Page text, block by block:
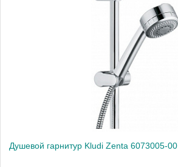
Душевой гарнитур Kludi Zenta 6073005-00